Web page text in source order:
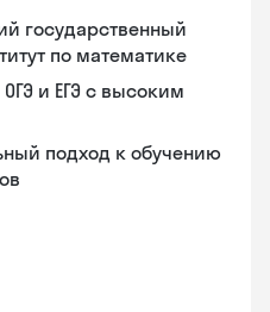
государственный
по математике
и ЕГЭ с высоким
подход к обучению